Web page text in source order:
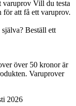
varuprov Vill du testa
för att få ett varuprov.
Beställ ett
över 50 kronor är
Varuprover
2026